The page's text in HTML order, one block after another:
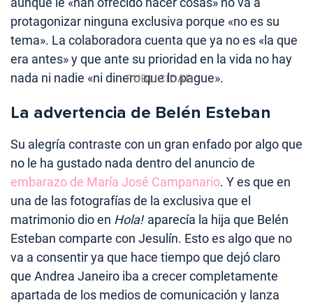
protagonizar ninguna exclusiva porque «no es su
tema». La colaboradora cuenta que ya no es «la que
era antes» y que ante su prioridad en la vida no hay
nada ni nadie «ni dinero que lo pague».
La advertencia de Belén Esteban
Su alegría contraste con un gran enfado por algo que
no le ha gustado nada dentro del anuncio de
embarazo de María José Campanario. Y es que en
una de las fotografías de la exclusiva que el
matrimonio dio en Hola!aparecía la hija que Belén
Esteban comparte con Jesulín. Esto es algo que no
va a consentir ya que hace tiempo que dejó claro
que Andrea Janeiro iba a crecer completamente
apartada de los medios de comunicación y lanza